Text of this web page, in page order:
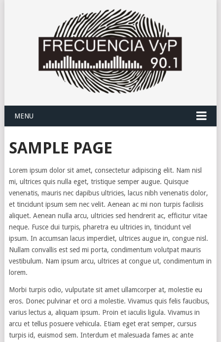
MENU
SAMPLE PAGE
Lorem ipsum dolor sit amet, consectetur adipiscing elit. Nam nisl
mi, ultrices quis nulla eget, tristique semper augue. Quisque
venenatis, mauris nec dapibus ultricies, lacus nibh venenatis dolor,
et tincidunt ipsum sem nec velit. Aenean ac mi non turpis facilisis
aliquet. Aenean nulla arcu, ultricies sed hendrerit ac, efficitur vitae
neque. Fusce dui turpis, pharetra eu ultricies in, tincidunt vel
ipsum. In accumsan lacus imperdiet, ultrices augue in, congue nisl.
Nullam convallis est sed mi porta, condimentum volutpat mauris
vestibulum. Nam ipsum arcu, ultrices at congue ut, condimentum in
lorem.
Morbi turpis odio, vulputate sit amet ullamcorper at, molestie eu
eros. Donec pulvinar et orci a molestie. Vivamus quis felis faucibus,
varius lectus a, aliquam ipsum. Proin et iaculis ligula. Vivamus in
arcu et tellus posuere vehicula. Etiam eget erat semper, cursus
turpis id, euismod sem. Interdum et malesuada fames ac ante